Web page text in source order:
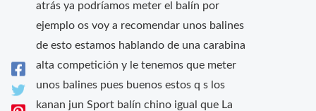
atrás ya podríamos meter el balín por
ejemplo os voy a recomendar unos balines
de esto estamos hablando de una carabina
alta competición y le tenemos que meter
unos balines pues buenos estos q s los
kanan jun Sport balín chino igual que La